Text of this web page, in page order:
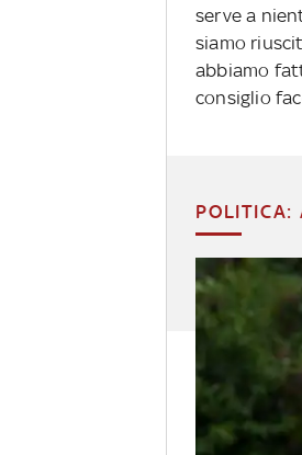
serve a
siamo
abbiamo
consiglio
POLITICA: